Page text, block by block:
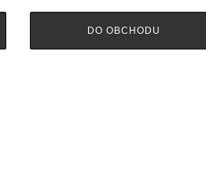
DO OBCHODU